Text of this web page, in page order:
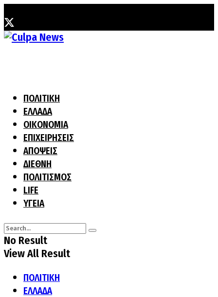
ΠΟΛΙΤΙΚΗ
ΕΛΛΑΔΑ
ΟΙΚΟΝΟΜΙΑ
ΕΠΙΧΕΙΡΗΣΕΙΣ
ΑΠΟΨΕΙΣ
ΔΙΕΘΝΗ
ΠΟΛΙΤΙΣΜΟΣ
LIFE
ΥΓΕΙΑ
No Result
View All Result
ΠΟΛΙΤΙΚΗ
ΕΛΛΑΔΑ